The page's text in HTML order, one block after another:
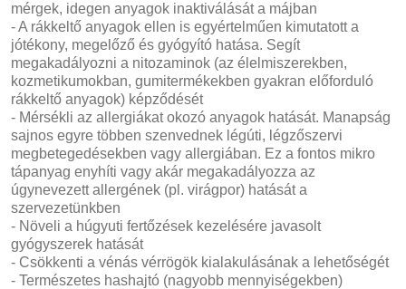
mérgek, idegen anyagok inaktiválását a májban
- A rákkeltő anyagok ellen is egyértelműen kimutatott a
jótékony, megelőző és gyógyító hatása. Segít
megakadályozni a nitozaminok (az élelmiszerekben,
kozmetikumokban, gumitermékekben gyakran előforduló
rákkeltő anyagok) képződését
- Mérsékli az allergiákat okozó anyagok hatását. Manapság
sajnos egyre többen szenvednek légúti, légzőszervi
megbetegedésekben vagy allergiában. Ez a fontos mikro
tápanyag enyhíti vagy akár megakadályozza az
úgynevezett allergének (pl. virágpor) hatását a
szervezetünkben
- Növeli a húgyuti fertőzések kezelésére javasolt
gyógyszerek hatását
- Csökkenti a vénás vérrögök kialakulásának a lehetőségét
- Természetes hashajtó (nagyobb mennyiségekben)